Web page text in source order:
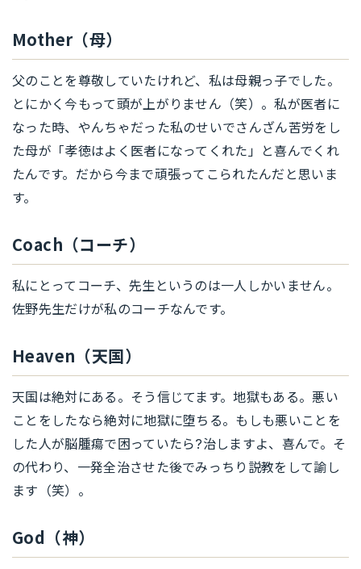
Mother（母）
父のことを尊敬していたけれど、私は母親っ子でした。
とにかく今もって頭が上がりません（笑）。私が医者に
なった時、やんちゃだった私のせいでさんざん苦労をし
た母が「孝徳はよく医者になってくれた」と喜んでくれ
たんです。だから今まで頑張ってこられたんだと思いま
す。
Coach（コーチ）
私にとってコーチ、先生というのは一人しかいません。
佐野先生だけが私のコーチなんです。
Heaven（天国）
天国は絶対にある。そう信じてます。地獄もある。悪い
ことをしたなら絶対に地獄に堕ちる。もしも悪いことを
した人が脳腫瘍で困っていたら?治しますよ、喜んで。そ
の代わり、一発全治させた後でみっちり説教をして諭し
ます（笑）。
God（神）